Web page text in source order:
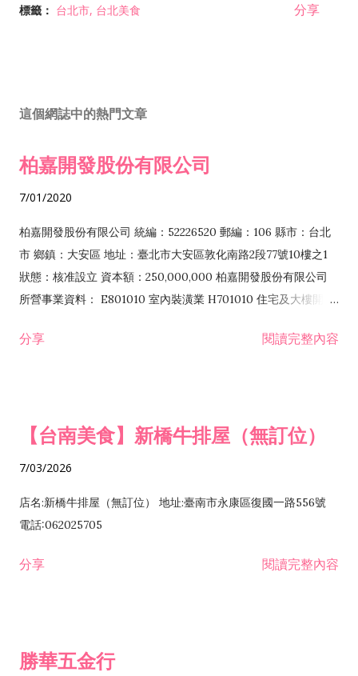
標籤： 台北市 台北美食 分享
這個網誌中的熱門文章
柏嘉開發股份有限公司
7/01/2020
柏嘉開發股份有限公司 統編：52226520 郵編：106 縣市：台北
市 鄉鎮：大安區 地址：臺北市大安區敦化南路2段77號10樓之1
狀態：核准設立 資本額：250,000,000 柏嘉開發股份有限公司
所營事業資料： E801010 室內裝潢業 H701010 住宅及大樓開發
發業 H703090 不動產買賣業 H703100 不動產租賃業 I503010
分享 閱讀完整內容
【台南美食】新橋牛排屋（無訂位）
7/03/2026
店名:新橋牛排屋（無訂位） 地址:臺南市永康區復國一路556號
電話:062025705
分享 閱讀完整內容
勝華五金行